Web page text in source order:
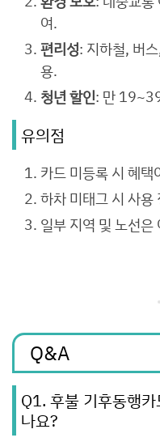
여.
편리성: 지하철, 버
용.
청년 할인: 만
유의점
카드 미등록 시 혜택
하차 미태그 시 사용
일부 지역 및 노선은
Q&A
Q1. 후불 기후동행
나요?